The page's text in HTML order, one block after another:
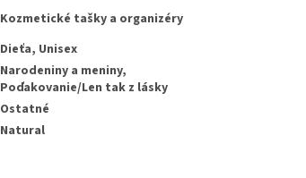
Kozmetické tašky a organizéry
Dieťa, Unisex
Narodeniny a meniny,
Poďakovanie/Len tak z lásky
Ostatné
Natural